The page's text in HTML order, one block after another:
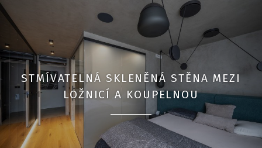
STMÍVATELNÁ SKLENĚNÁ STĚNA MEZI
LOŽNICÍ A KOUPELNOU